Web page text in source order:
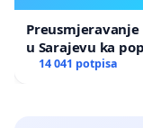
u Sarajevu ka
14 041 potpisa